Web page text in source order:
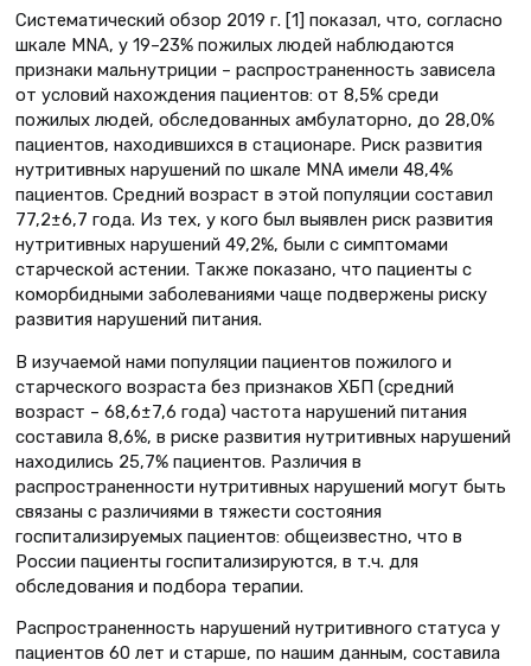
Систематический обзор 2019 г. [1] показал, что, согласно
шкале MNA, у 19–23% пожилых людей наблюдаются
признаки мальнутриции – распространенность зависела
от условий нахождения пациентов: от 8,5% среди
пожилых людей, обследованных амбулаторно, до 28,0%
пациентов, находившихся в стационаре. Риск развития
нутритивных нарушений по шкале MNA имели 48,4%
пациентов. Средний возраст в этой популяции составил
77,2±6,7 года. Из тех, у кого был выявлен риск развития
нутритивных нарушений 49,2%, были с симптомами
старческой астении. Также показано, что пациенты с
коморбидными заболеваниями чаще подвержены риску
развития нарушений питания.
В изучаемой нами популяции пациентов пожилого и
старческого возраста без признаков ХБП (средний
возраст – 68,6±7,6 года) частота нарушений питания
составила 8,6%, в риске развития нутритивных нарушений
находились 25,7% пациентов. Различия в
распространенности нутритивных нарушений могут быть
связаны с различиями в тяжести состояния
госпитализируемых пациентов: общеизвестно, что в
России пациенты госпитализируются, в т.ч. для
обследования и подбора терапии.
Распространенность нарушений нутритивного статуса у
пациентов 60 лет и старше, по нашим данным, составила